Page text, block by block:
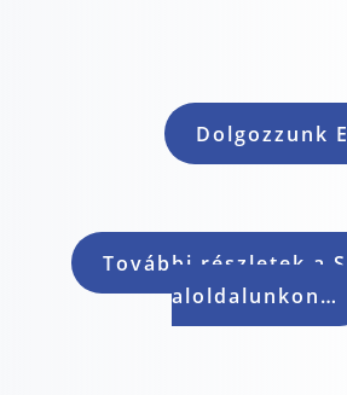
Dolgozzunk
További részletek a
aloldalunkon…